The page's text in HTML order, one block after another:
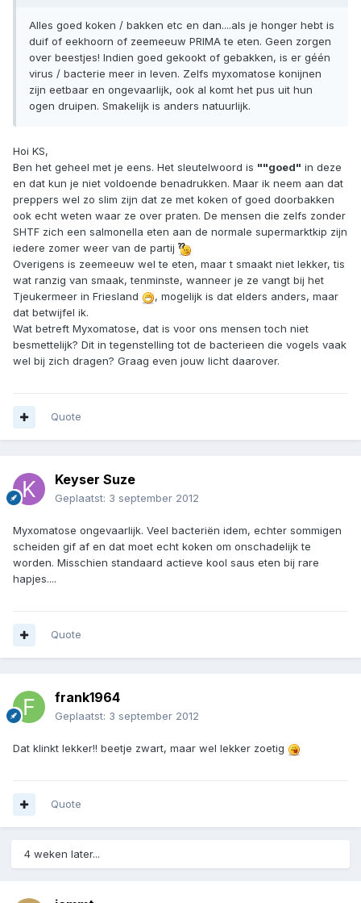
Alles goed koken / bakken etc en dan....als je honger hebt is
duif of eekhoorn of zeemeeuw PRIMA te eten. Geen zorgen
over beestjes! Indien goed gekookt of gebakken, is er géén
virus / bacterie meer in leven. Zelfs myxomatose konijnen
zijn eetbaar en ongevaarlijk, ook al komt het pus uit hun
ogen druipen. Smakelijk is anders natuurlijk.
Hoi KS,
Ben het geheel met je eens. Het sleutelwoord is ""goed" in deze
en dat kun je niet voldoende benadrukken. Maar ik neem aan dat
preppers wel zo slim zijn dat ze met koken of goed doorbakken
ook echt weten waar ze over praten. De mensen die zelfs zonder
SHTF zich een salmonella eten aan de normale supermarktkip zijn
iedere zomer weer van de partij
Overigens is zeemeeuw wel te eten, maar t smaakt niet lekker, tis
wat ranzig van smaak, tenminste, wanneer je ze vangt bij het
Tjeukermeer in Friesland
, mogelijk is dat elders anders, maar
dat betwijfel ik.
Wat betreft Myxomatose, dat is voor ons mensen toch niet
besmettelijk? Dit in tegenstelling tot de bacterieen die vogels vaak
wel bij zich dragen? Graag even jouw licht daarover.
Quote
Keyser Suze
Geplaatst: 3 september 2012
Myxomatose ongevaarlijk. Veel bacteriën idem, echter sommigen
scheiden gif af en dat moet echt koken om onschadelijk te
worden. Misschien standaard actieve kool saus eten bij rare
hapjes....
Quote
frank1964
Geplaatst: 3 september 2012
Dat klinkt lekker!! beetje zwart, maar wel lekker zoetig
Quote
4 weken later...